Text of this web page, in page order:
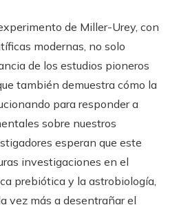
de Miller-Urey, con
modernas, no solo
de los estudios pioneros
también demuestra cómo la
para responder a
sobre nuestros
esperan que este
investigaciones en el
prebiótica y la astrobiología,
vez más a desentrañar el